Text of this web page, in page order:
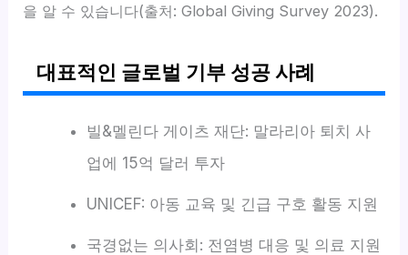
을 알 수 있습니다(출처: Global Giving Survey 2023).
대표적인 글로벌 기부 성공 사례
빌&멜린다 게이츠 재단: 말라리아 퇴치 사
업에 15억 달러 투자
UNICEF: 아동 교육 및 긴급 구호 활동 지원
국경없는 의사회: 전염병 대응 및 의료 지원